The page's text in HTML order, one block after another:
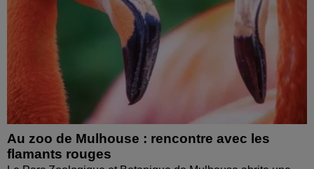
Au zoo de Mulhouse : rencontre avec les
flamants rouges